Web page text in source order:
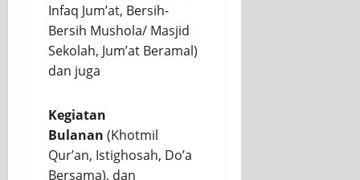
Infaq Jum’at, Bersih-
Bersih Mushola/ Masjid
Sekolah, Jum’at Beramal)
dan juga
Kegiatan
Bulanan (Khotmil
Qur’an, Istighosah, Do’a
Bersama), dan